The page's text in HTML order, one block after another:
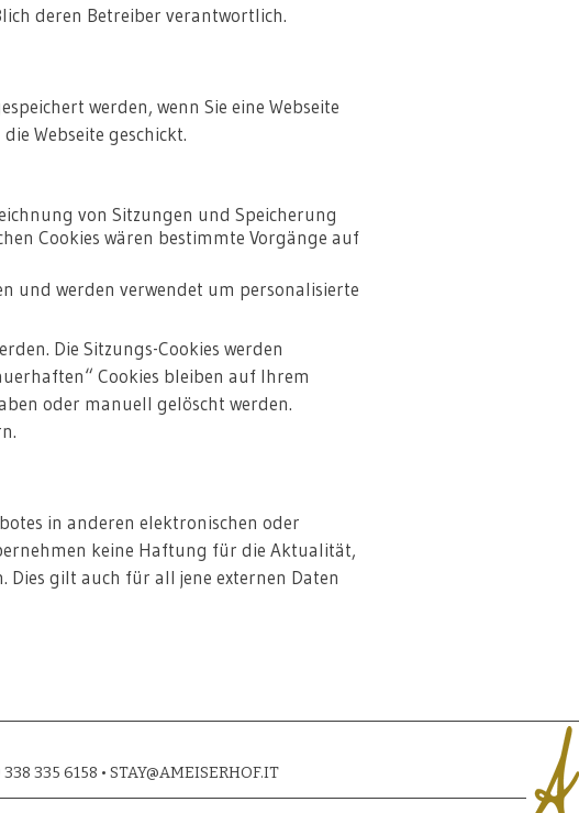
deren Betreiber verantwortlich.
werden, wenn Sie eine Webseite
Webseite geschickt.
von Sitzungen und Speicherung
Cookies wären bestimmte Vorgänge auf
und werden verwendet um personalisierte
Die Sitzungs-Cookies werden
Cookies bleiben auf Ihrem
oder manuell gelöscht werden.
in anderen elektronischen oder
keine Haftung für die Aktualität,
gilt auch für all jene externen Daten
335 6158 • STAY@AMEISERHOF.IT